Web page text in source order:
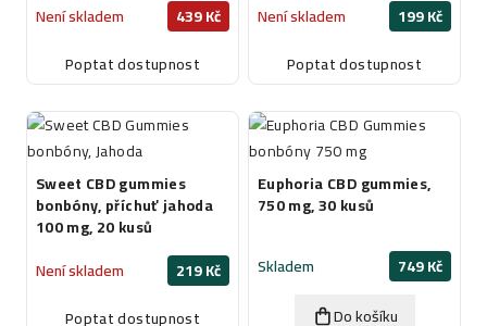
Není skladem
439 Kč
Poptat dostupnost
Není skladem
199 Kč
Poptat dostupnost
Sweet CBD gummies
bonbóny, příchuť jahoda
100 mg, 20 kusů
Není skladem
219 Kč
Poptat dostupnost
Euphoria CBD gummies,
750 mg, 30 kusů
Skladem
749 Kč
Do košíku